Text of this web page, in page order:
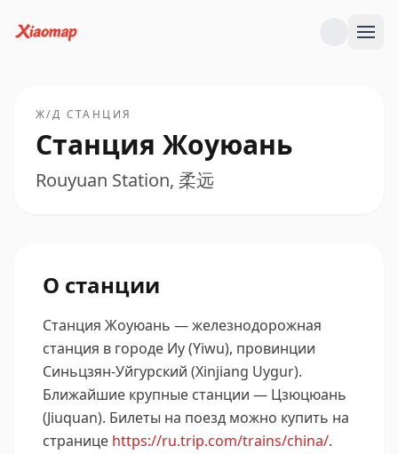
Ж/Д СТАНЦИЯ
Станция Жоуюань
Rouyuan Station, 柔远
О станции
Станция Жоуюань — железнодорожная
станция в городе Иу (Yiwu), провинции
Синьцзян-Уйгурский (Xinjiang Uygur).
Ближайшие крупные станции — Цзюцюань
(Jiuquan). Билеты на поезд можно купить на
странице https://ru.trip.com/trains/china/.